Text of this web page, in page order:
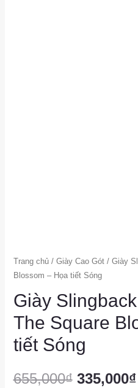
Trang chủ/ Giày Cao Gót/ Giày
Blossom – Họa tiết Sóng
Giày
The Square
tiết Sóng
655,000₫ 335,000₫